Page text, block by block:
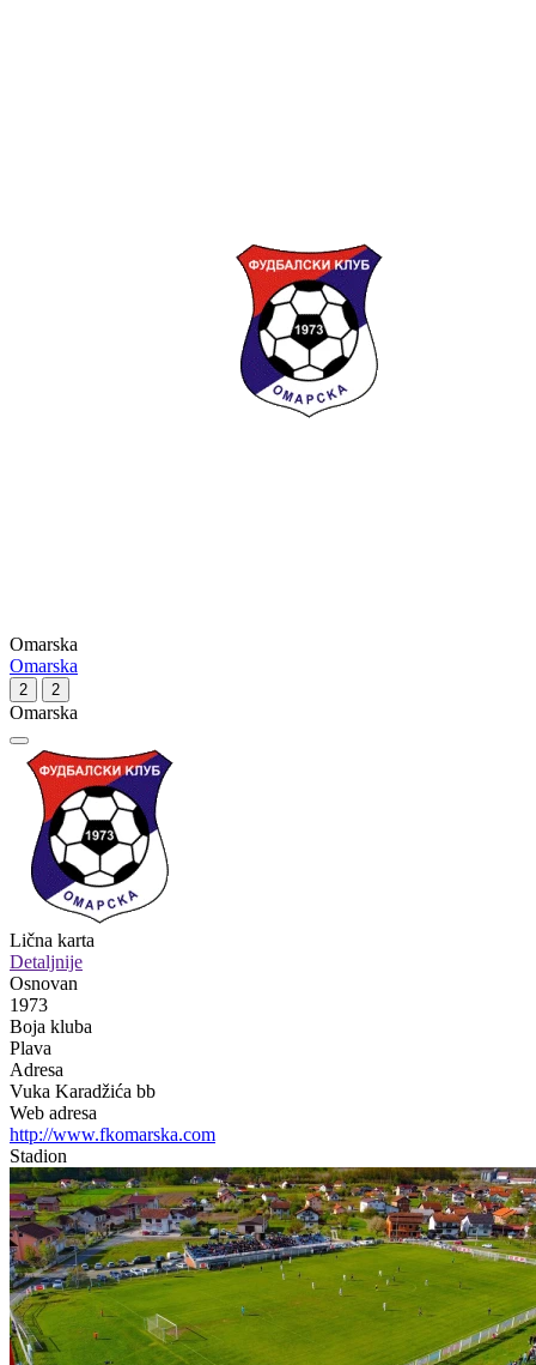
Omarska
Omarska
2 2
Omarska
Lična karta
Detaljnije
Osnovan
1973
Boja kluba
Plava
Adresa
Vuka Karadžića bb
Web adresa
http://www.fkomarska.com
Stadion